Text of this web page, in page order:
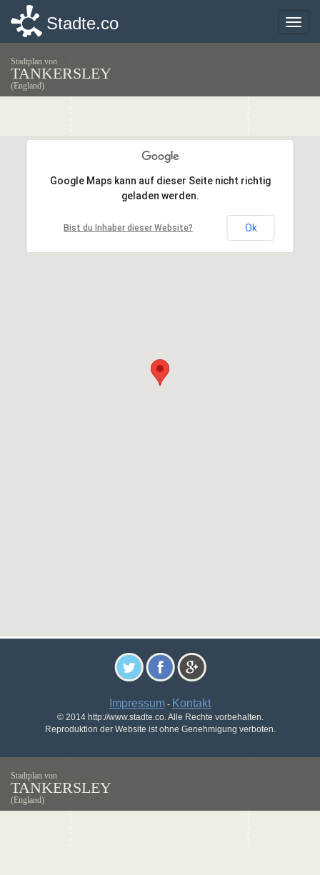
Toggle
Stadte.co
Stadtplan von
TANKERSLEY
(England)
Google Maps kann auf dieser Seite nicht richtig
geladen werden.
Bist du Inhaber dieser Website? Ok
Google Maps kann auf dieser Seite nicht richtig
geladen werden.
Bist du Inhaber dieser Website? Ok
Impressum - Kontakt
© 2014 http://www.stadte.co. Alle Rechte vorbehalten.
Reproduktion der Website ist ohne Genehmigung verboten.
Toggle
Stadte.co
Stadtplan von
TANKERSLEY
(England)